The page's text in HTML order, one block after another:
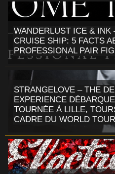
WANDERLUST ICE &
CRUISE SHIP: 5 FACTS
PROFESSIONAL PAIR
STRANGELOVE – THE
EXPERIENCE
TOURNÉE À LILLE,
CADRE DU WORLD